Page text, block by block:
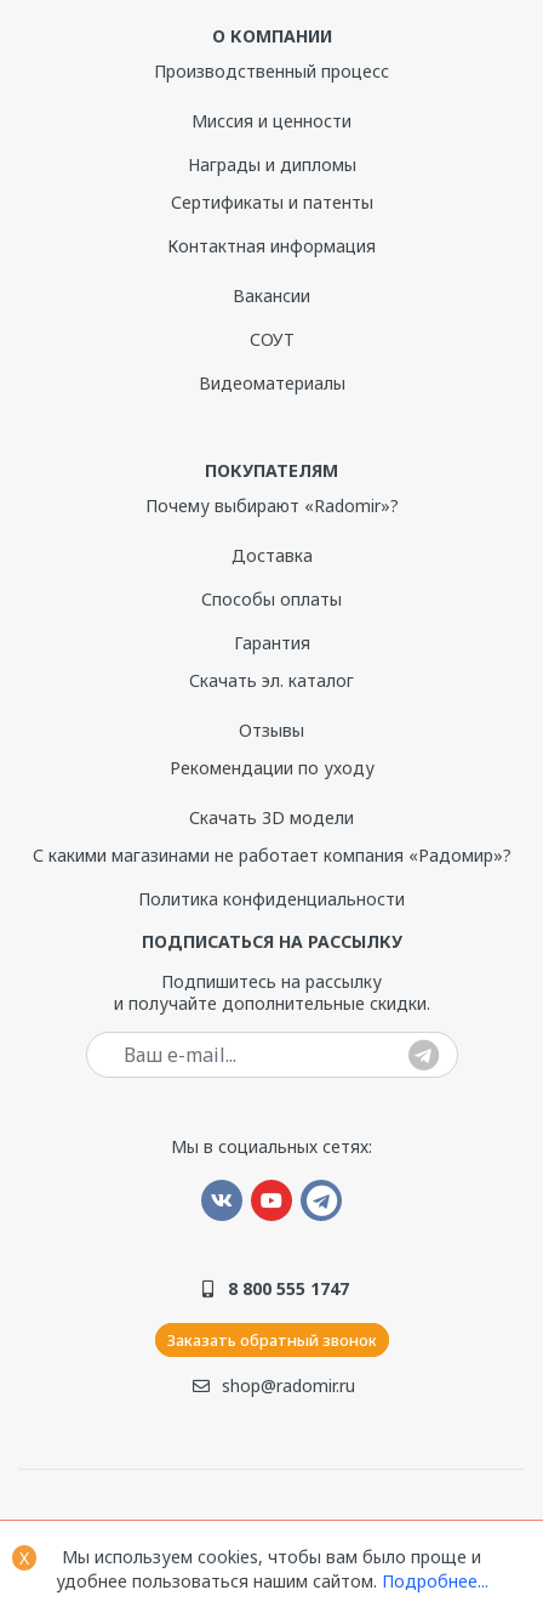
О КОМПАНИИ
Производственный процесс
Миссия и ценности
Награды и дипломы
Сертификаты и патенты
Контактная информация
Вакансии
СОУТ
Видеоматериалы
ПОКУПАТЕЛЯМ
Почему выбирают «Radomir»?
Доставка
Способы оплаты
Гарантия
Скачать эл. каталог
Отзывы
Рекомендации по уходу
Скачать 3D модели
С какими магазинами не работает компания «Радомир»?
Политика конфиденциальности
ПОДПИСАТЬСЯ НА РАССЫЛКУ
Подпишитесь на рассылку
и получайте дополнительные скидки.
Мы в социальных сетях:
8 800 555 1747
Заказать обратный звонок
shop@radomir.ru
защищены.
X
Мы используем cookies, чтобы вам было проще и
удобнее пользоваться нашим сайтом. Подробнее...